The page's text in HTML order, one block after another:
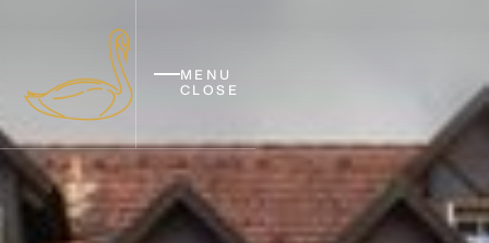
MENU
CLOSE